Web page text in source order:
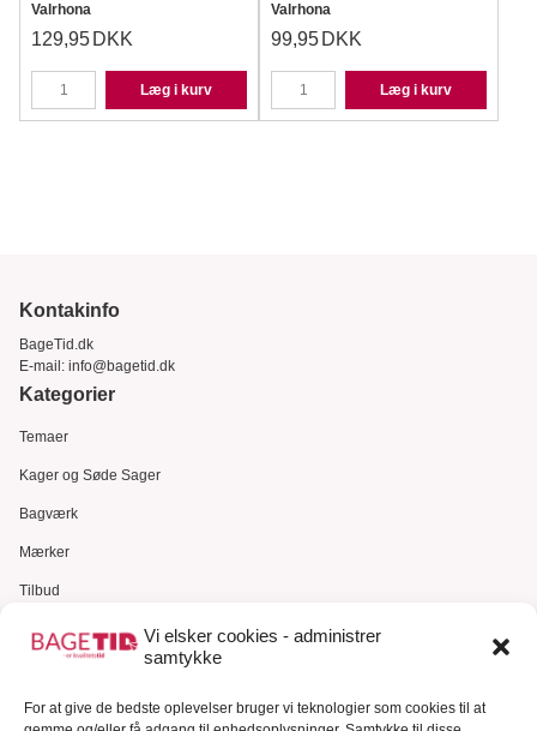
Vi elsker cookies - administrer
samtykke
For at give de bedste oplevelser bruger vi teknologier som cookies til at
Valrhona
129,95 DKK
Læg i kurv
Valrhona
99,95 DKK
Læg i kurv
Kontakinfo
BageTid.dk
E-mail: info@bagetid.dk
Kategorier
Temaer
Kager og Søde Sager
Bagværk
Mærker
Tilbud
Gavekort
Kundeservice
Kundeservice